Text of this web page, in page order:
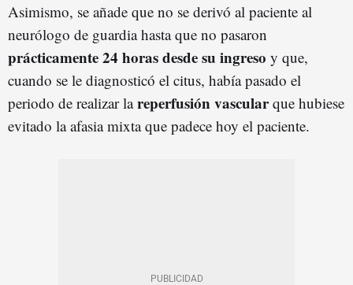
Asimismo, se añade que no se derivó al paciente al
neurólogo de guardia hasta que no pasaron
prácticamente 24 horas desde su ingreso y que,
cuando se le diagnosticó el citus, había pasado el
periodo de realizar lareperfusión vascularque hubiese
evitado la afasia mixta que padece hoy el paciente.